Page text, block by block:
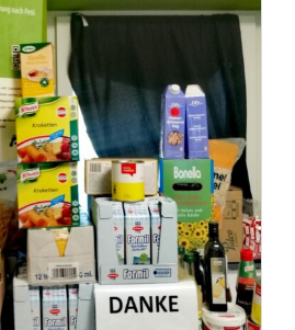
EUROGAST RIEDHART